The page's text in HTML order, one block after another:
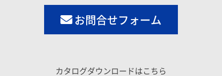
お問合せフォーム
カタログダウンロードはこちら